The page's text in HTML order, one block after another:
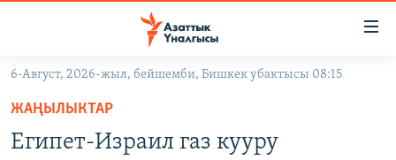
Навигацияга
өтүңүз
Издөөгө
салыңыз
6-Август, 2026-жыл, бейшемби, Бишкек убактысы 08:15
ЖАҢЫЛЫКТАР
Египет-Израил газ кууру